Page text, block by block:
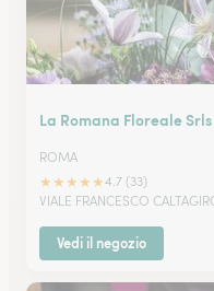
La Romana Floreale Srls
ROMA
★★★★★4.7 (33)
VIALE FRANCESCO
Vedi il negozio